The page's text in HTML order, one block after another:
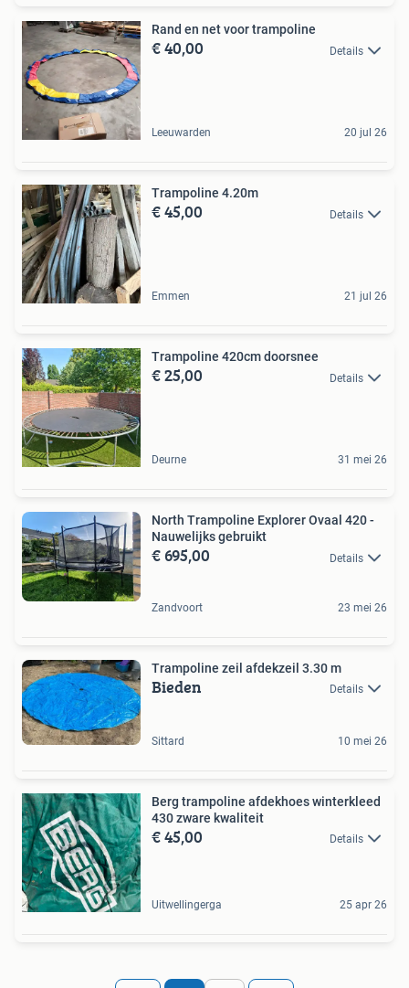
Rand en net voor trampoline
€ 40,00 Details
Leeuwarden 20 jul 26
Trampoline 4.20m
€ 45,00 Details
Emmen 21 jul 26
Trampoline 420cm doorsnee
€ 25,00 Details
Deurne 31 mei 26
North Trampoline Explorer Ovaal 420 -
Nauwelijks gebruikt
€ 695,00 Details
Zandvoort 23 mei 26
Trampoline zeil afdekzeil 3.30 m
Bieden Details
Sittard 10 mei 26
Berg trampoline afdekhoes winterkleed
430 zware kwaliteit
€ 45,00 Details
Uitwellingerga 25 apr 26